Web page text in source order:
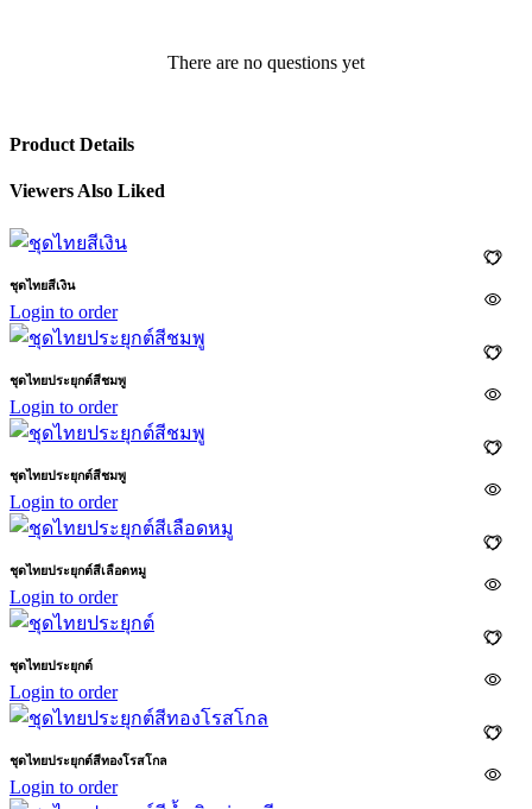
There are no questions yet
Product Details
Viewers Also Liked
ชุดไทยสีเงิน
Login to order
ชุดไทยประยุกต์สีชมพู
Login to order
ชุดไทยประยุกต์สีชมพู
Login to order
ชุดไทยประยุกต์สีเลือดหมู
Login to order
ชุดไทยประยุกต์
Login to order
ชุดไทยประยุกต์สีทองโรสโกล
Login to order